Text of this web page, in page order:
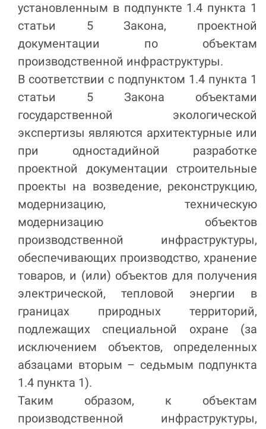
установленным в подпункте 1.4 пункта 1
статьи 5 Закона, проектной
документации по объектам
производственной инфраструктуры.
В соответствии с подпунктом 1.4 пункта 1
статьи 5 Закона объектами
государственной экологической
экспертизы являются архитектурные или
при одностадийной разработке
проектной документации строительные
проекты на возведение, реконструкцию,
модернизацию, техническую
модернизацию объектов
производственной инфраструктуры,
обеспечивающих производство, хранение
товаров, и (или) объектов для получения
электрической, тепловой энергии в
границах природных территорий,
подлежащих специальной охране (за
исключением объектов, определенных
абзацами вторым – седьмым подпункта
1.4 пункта 1).
Таким образом, к объектам
производственной инфраструктуры,